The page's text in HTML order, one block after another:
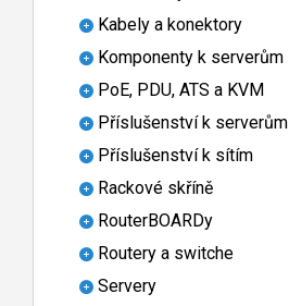
Kabely a konektory
Komponenty k serverům
PoE, PDU, ATS a KVM
Příslušenství k serverům
Příslušenství k sítím
Rackové skříně
RouterBOARDy
Routery a switche
Servery